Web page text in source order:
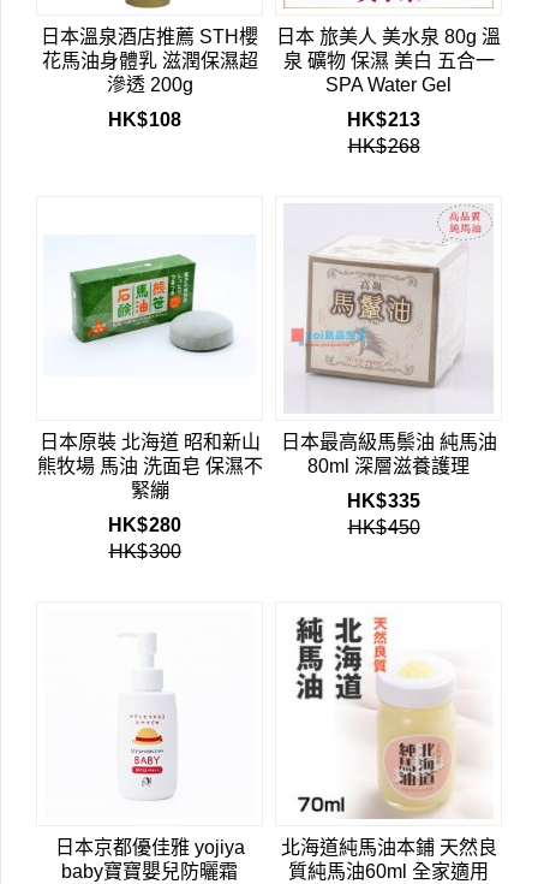
日本溫泉酒店推薦 STH櫻
花馬油身體乳 滋潤保濕超
滲透 200g
HK$108
日本 旅美人 美水泉 80g 溫
泉 礦物 保濕 美白 五合一
SPA Water Gel
HK$213
HK$268
日本原裝 北海道 昭和新山
熊牧場 馬油 洗面皂 保濕不
緊繃
HK$280
HK$300
日本最高級馬鬃油 純馬油
80ml 深層滋養護理
HK$335
HK$450
日本京都優佳雅 yojiya
baby寶寶嬰兒防曬霜
北海道純馬油本鋪 天然良
質純馬油60ml 全家適用